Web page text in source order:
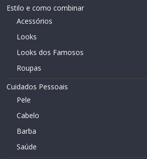
Estilo e como combinar
Acessórios
Looks
Looks dos Famosos
Roupas
Cuidados Pessoais
Pele
Cabelo
Barba
Saúde